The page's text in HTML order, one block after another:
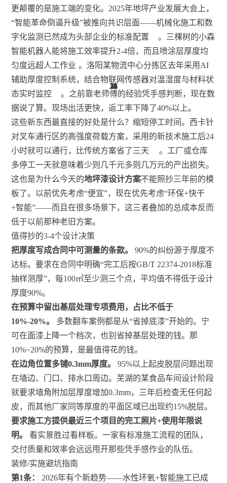
11
11
24
24
24
24
24
21
11
11
11
15
2
3
2
5
更颠覆的是施工端的变化。2025年地坪产业发展大会上，
“智能革命倒逼升级”被推向共识层面——机械化施工和数
字化监测已然成为头部企业的标准配置
3
。三棵树的小森
智能机器人能将施工效率提升2-4倍，而且喷涂层厚度均
匀度远超人工作业 。洛阳某物流中心分拣区去年采用AI
辅助厚度控制系统，结合物联网传感器对温湿度与材料状
态实时监控
2
。之前靠老师傅的经验凭手感判断，现在数
据说了算。现场出活更快，返工率下降了40%以上。
这些新东西最直接的好处是什么？缩短停工时间。西卡针
对叉车通行区的高强度荷载方案，采用的新技术施工后24
小时就可以通行，比传统方案省了三天
31
。工厂或仓库
多停工一天就意味着少则几千元多则几万元的产出损失。
这也是为什么今天的地坪漆设计方案不能照抄三年前的模
板了。以前优先考虑“便宜”，现在优先考虑“环保+快干
+智能”——而且在很多场景下，这三者叠加的总成本反而
低于以前那种老旧方案。
值得抄的3-4个设计决策
把厚度写成合同中可测量的条款。
90%的纠纷源于厚度不
达标。要求在合同中明确“完工后按GB/T 22374-2018标准
抽样测厚”，每100㎡至少测三个点，平均值不得低于设计
厚度90%。
在预算中留出基层处理专项费用，占比不低于
10%-20%。
多数翻车案例都是从“省掉底漆”开始的。宁
可在面漆上降一个档次，也别省掉基层处理的钱。那
10%~20%的预算，是最值得花的钱。
在边角位置多铺0.3mm厚度。
95%以上起皮脱层问题出现
在墙边、门口、排水口周边。芜湖的某食品车间设计阶段
就要求墙角附加层厚度增加0.3mm，三年后检查无任何起
皮，而其他厂家同等厚度的平面区域已出现约15%脱层。
要求施工方提供最近三个项目的完工照片+使用年限说
明。
看实景胜过看样板。一家有标准施工流程的团队，
交付质量和效率会远远甩开那些凭手感作业的队伍。
装修/实施避坑指南
第1条：
2026年有个新趋势——水性环氧+智能施工已成
11
15